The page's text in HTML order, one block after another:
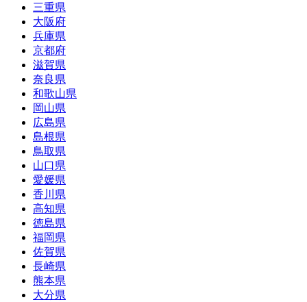
三重県
大阪府
兵庫県
京都府
滋賀県
奈良県
和歌山県
岡山県
広島県
島根県
鳥取県
山口県
愛媛県
香川県
高知県
徳島県
福岡県
佐賀県
長崎県
熊本県
大分県